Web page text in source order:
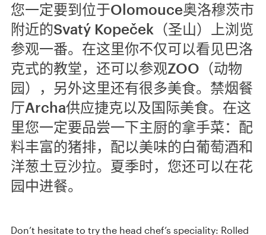
您一定要到位于Olomouce奥洛穆茨市
附近的Svatý Kopeček（圣山）上浏览
参观一番。在这里你不仅可以看见巴洛
克式的教堂，还可以参观ZOO（动物
园），另外这里还有很多美食。禁烟餐
厅Archa供应捷克以及国际美食。在这
里您一定要品尝一下主厨的拿手菜：配
料丰富的猪排，配以美味的白葡萄酒和
洋葱土豆沙拉。夏季时，您还可以在花
园中进餐。
Don’t hesitate to try the head chef’s speciality: Rolled